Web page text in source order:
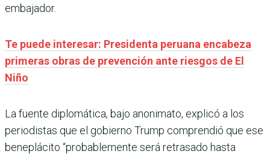
embajador.
Te puede interesar: Presidenta peruana encabeza
primeras obras de prevención ante riesgos de El
Niño
La fuente diplomática, bajo anonimato, explicó a los
periodistas que el gobierno Trump comprendió que ese
beneplácito “probablemente será retrasado hasta